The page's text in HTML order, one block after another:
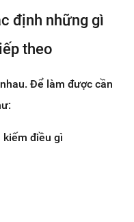
định những gì
theo
Để làm được cần
kiếm điều gì